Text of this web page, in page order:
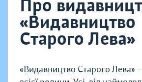
Про
«Видавництво
Старого Лева»
«Видавництво Старого Лева»